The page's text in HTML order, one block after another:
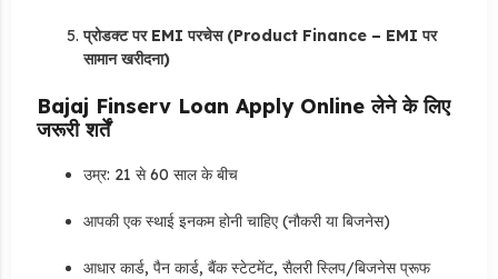
प्रोडक्ट पर EMI परचेस (Product Finance – EMI पर
सामान खरीदना)
Bajaj Finserv Loan Apply Online लेने के लिए
जरूरी शर्तें
उम्र: 21 से 60 साल के बीच
आपकी एक स्थाई इनकम होनी चाहिए (नौकरी या बिजनेस)
आधार कार्ड, पैन कार्ड, बैंक स्टेटमेंट, सैलरी स्लिप/बिजनेस प्रूफ